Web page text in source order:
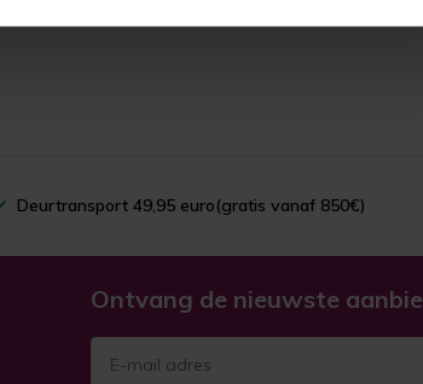
Deurtransport 49,95 euro(gratis vanaf 850€)
Ontvang de nieuwste